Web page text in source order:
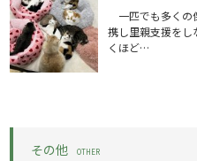
一匹でも多くの
携し里親支援を
くほど…
その他 OTHER